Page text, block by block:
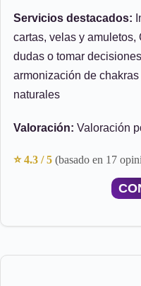
Servicios destacados:
cartas, velas y
dudas o tomar
armonización de
naturales
Valoración: Valoración
⭐ 4.3 / 5 (basado en 17